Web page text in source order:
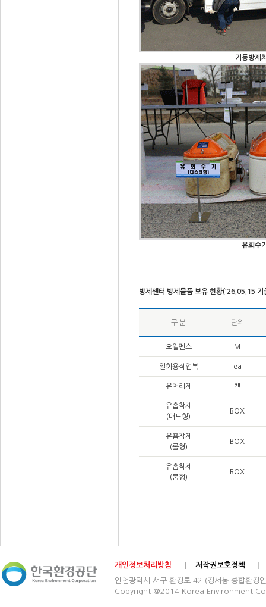
기동방제
유회수
방제센터 방제물품 보유 현황('26.05.15 기
구 분 단위
오일펜스 M
일회용작업복 ea
유처리제 캔
유흡착제
(매트형)
BOX
유흡착제
(롤형)
BOX
유흡착제
(붐형)
BOX
개인정보처리방침
저작권보호정책
인천광역시 서구 환경로 42 (경서동 종합
Copyright @2014 Korea Environment